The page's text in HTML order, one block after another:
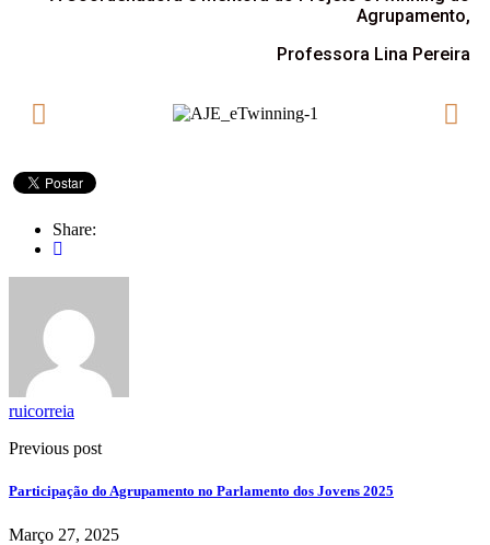
Agrupamento,
Professora Lina Pereira
Share:
ruicorreia
Previous post
Participação do Agrupamento no Parlamento dos Jovens 2025
Março 27, 2025